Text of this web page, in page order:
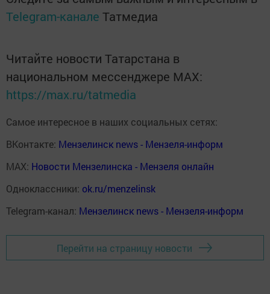
Telegram-канале Татмедиа
Читайте новости Татарстана в
национальном мессенджере MАХ:
https://max.ru/tatmedia
Самое интересное в наших социальных сетях:
ВКонтакте: Мензелинск news - Мензеля-информ
MAX: Новости Мензелинска - Мензеля онлайн
Одноклассники: ok.ru/menzelinsk
Telegram-канал: Мензелинск news - Мензеля-информ
Перейти на страницу новости